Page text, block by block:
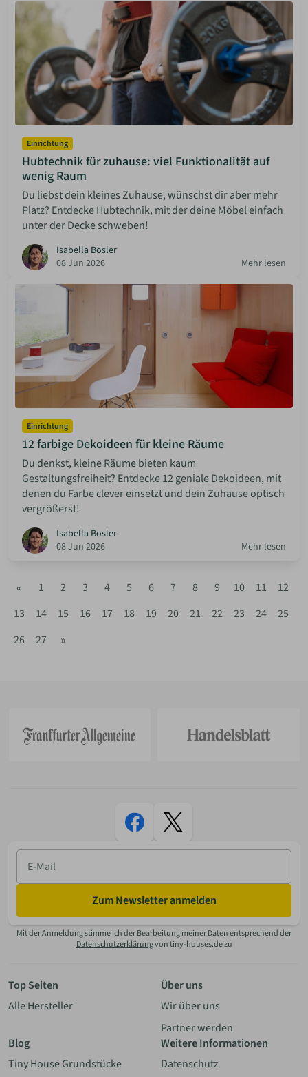
Einrichtung
Hubtechnik für zuhause: viel Funktionalität auf
wenig Raum
Du liebst dein kleines Zuhause, wünschst dir aber mehr
Platz? Entdecke Hubtechnik, mit der deine Möbel einfach
unter der Decke schweben!
Isabella Bosler
08 Jun 2026
Mehr lesen
Einrichtung
12 farbige Dekoideen für kleine Räume
Du denkst, kleine Räume bieten kaum
Gestaltungsfreiheit? Entdecke 12 geniale Dekoideen, mit
denen du Farbe clever einsetzt und dein Zuhause optisch
vergrößerst!
Isabella Bosler
08 Jun 2026
Mehr lesen
« 1 2 3 4 5 6 7 8 9 10 11
12
13
14 15 16 17 18 19 20 21 22 23 24
25
26
27 »
E-
Mail
Zum Newsletter anmelden
Mit der Anmeldung stimme ich der Bearbeitung meiner Daten entsprechend der
Datenschutzerklärungvon tiny-houses.de zu
Top Seiten
Alle Hersteller
Über uns
Wir über uns
Partner werden
Blog
Tiny House Grundstücke
Weitere Informationen
Datenschutz